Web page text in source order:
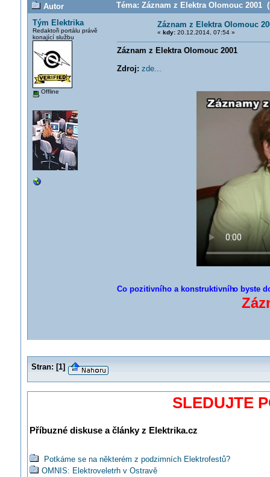
Autor
Téma: Záznam z Elektra Olomouc 2001
Tým Elektrika
Redaktoři portálu právě
konající službu
Offline
Záznam z Elektra Olomouc
« kdy:20.12.2014, 07:54 »
Záznam z Elektra Olomouc 2001
Zdroj: zde...
Co pozitivního a konstruktivního byste
Stran: [1]
SLEDUJTE
Příbuzné diskuse a články z Elektrika.cz
Potkáme se na některém z podzimních Elektrofestů?
OMNIS: Elektroveletrh v Ostravě